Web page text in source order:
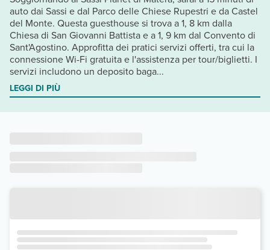
auto dai Sassi e dal Parco delle Chiese Rupestri e da Castel
del Monte. Questa guesthouse si trova a 1, 8 km dalla
Chiesa di San Giovanni Battista e a 1, 9 km dal Convento di
Sant'Agostino. Approfitta dei pratici servizi offerti, tra cui la
connessione Wi-Fi gratuita e l'assistenza per tour/biglietti. I
servizi includono un deposito baga...
LEGGI DI PIÙ